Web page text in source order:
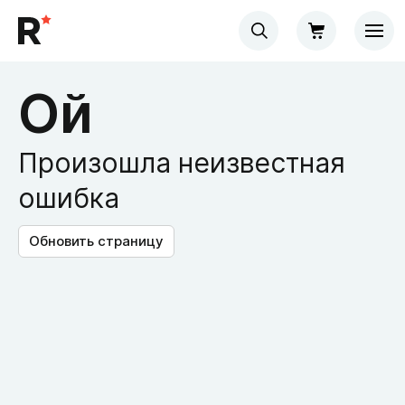
Ой
Произошла неизвестная
ошибка
Обновить страницу